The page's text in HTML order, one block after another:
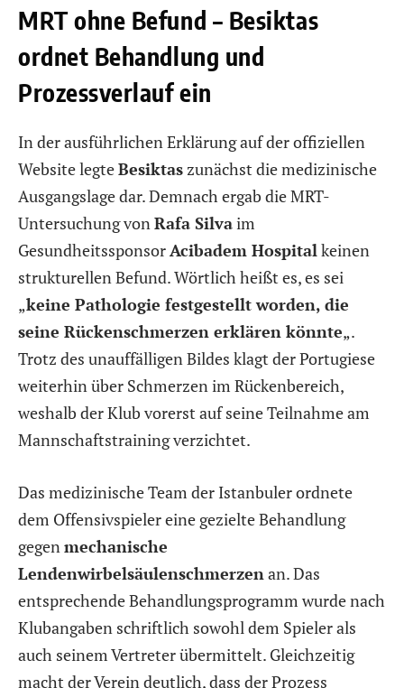
MRT ohne Befund – Besiktas
ordnet Behandlung und
Prozessverlauf ein
In der ausführlichen Erklärung auf der offiziellen
Website legteBesiktaszunächst die medizinische
Ausgangslage dar. Demnach ergab die MRT-
Untersuchung vonRafa Silvaim
GesundheitssponsorAcibadem Hospitalkeinen
strukturellen Befund. Wörtlich heißt es, es sei
„keine Pathologie festgestellt worden, die
seine Rückenschmerzen erklären könnte„.
Trotz des unauffälligen Bildes klagt der Portugiese
weiterhin über Schmerzen im Rückenbereich,
weshalb der Klub vorerst auf seine Teilnahme am
Mannschaftstraining verzichtet.
Das medizinische Team der Istanbuler ordnete
dem Offensivspieler eine gezielte Behandlung
gegenmechanische
Lendenwirbelsäulenschmerzenan. Das
entsprechende Behandlungsprogramm wurde nach
Klubangaben schriftlich sowohl dem Spieler als
auch seinem Vertreter übermittelt. Gleichzeitig
macht der Verein deutlich, dass der Prozess